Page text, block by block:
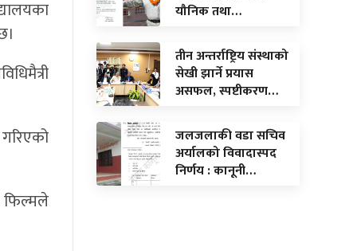
गरिएको
फिल्मले
यौनिक तथा…
तीन अन्तर्राष्ट्रिय संस्थाको
सेखी झार्ने प्रयास
असफल, स्पष्टीकरण…
जलजलाकी वडा सचिव
अर्यालको विवादास्पद
निर्णय : कानूनी…